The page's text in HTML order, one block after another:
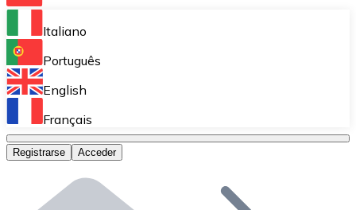
Bitnovo Ramp
Integra nuestra solución en tu plataforma.
Bitnovo Giftcards
Bitnovo OTC
Bitnovo ATM
Italiano
Português
English
Français
Registrarse Acceder